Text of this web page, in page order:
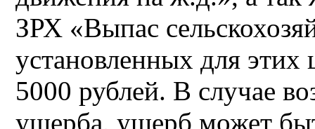
ЗРХ «Выпас
установленных для
5000 рублей. В случае
ущерба, ущерб может